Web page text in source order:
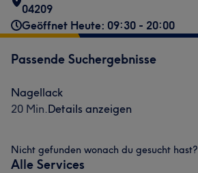
04209
Geöffnet Heute: 09:30 - 20:00
Passende Suchergebnisse
Nagellack
20 Min.Details anzeigen
Nicht gefunden wonach du gesucht hast?
Alle Services